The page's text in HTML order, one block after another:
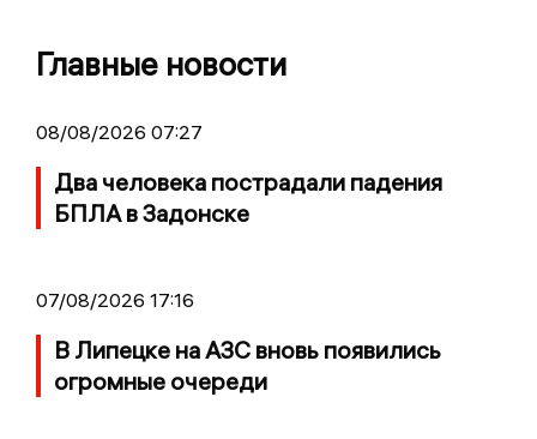
Главные новости
08/08/2026 07:27
Два человека пострадали падения
БПЛА в Задонске
07/08/2026 17:16
В Липецке на АЗС вновь появились
огромные очереди